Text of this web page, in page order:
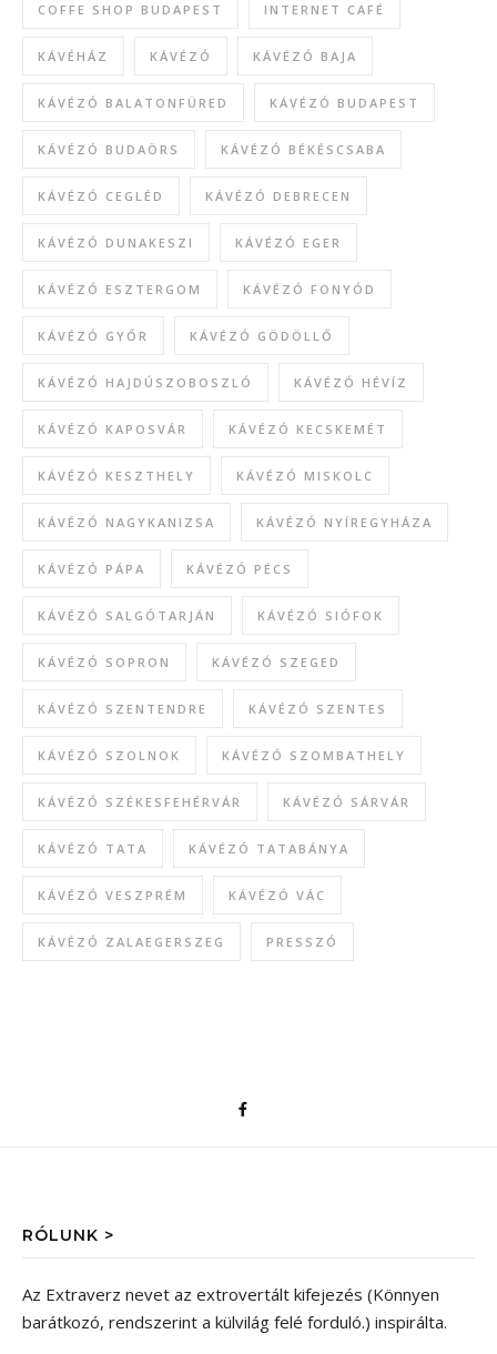
COFFE SHOP BUDAPEST INTERNET CAFÉ
KÁVÉHÁZ KÁVÉZÓ KÁVÉZÓ BAJA
KÁVÉZÓ BALATONFÜRED KÁVÉZÓ BUDAPEST
KÁVÉZÓ BUDAÖRS KÁVÉZÓ BÉKÉSCSABA
KÁVÉZÓ CEGLÉD KÁVÉZÓ DEBRECEN
KÁVÉZÓ DUNAKESZI KÁVÉZÓ EGER
KÁVÉZÓ ESZTERGOM KÁVÉZÓ FONYÓD
KÁVÉZÓ GYŐR KÁVÉZÓ GÖDÖLLŐ
KÁVÉZÓ HAJDÚSZOBOSZLÓ KÁVÉZÓ HÉVÍZ
KÁVÉZÓ KAPOSVÁR KÁVÉZÓ KECSKEMÉT
KÁVÉZÓ KESZTHELY KÁVÉZÓ MISKOLC
KÁVÉZÓ NAGYKANIZSA KÁVÉZÓ NYÍREGYHÁZA
KÁVÉZÓ PÁPA KÁVÉZÓ PÉCS
KÁVÉZÓ SALGÓTARJÁN KÁVÉZÓ SIÓFOK
KÁVÉZÓ SOPRON KÁVÉZÓ SZEGED
KÁVÉZÓ SZENTENDRE KÁVÉZÓ SZENTES
KÁVÉZÓ SZOLNOK KÁVÉZÓ SZOMBATHELY
KÁVÉZÓ SZÉKESFEHÉRVÁR KÁVÉZÓ SÁRVÁR
KÁVÉZÓ TATA KÁVÉZÓ TATABÁNYA
KÁVÉZÓ VESZPRÉM KÁVÉZÓ VÁC
KÁVÉZÓ ZALAEGERSZEG PRESSZÓ
RÓLUNK >
Az Extraverz nevet az extrovertált kifejezés (Könnyen
barátkozó, rendszerint a külvilág felé forduló.) inspirálta.